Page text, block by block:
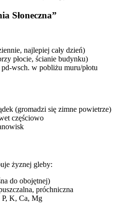
Słoneczna”
najlepiej cały dzień)
płocie, ścianie budynku)
wsch. w pobliżu muru/płotu
(gromadzi się zimne powietrze)
częściowo
żyznej gleby:
do obojętnej)
próchniczna
P, K, Ca, Mg